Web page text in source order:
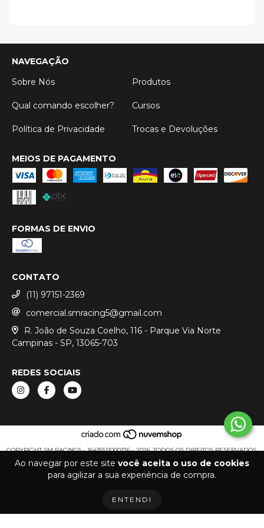
Ao navegar por este site você aceita o uso de cookies
para agilizar a sua experiência de compra.
ENTENDI
NAVEGAÇÃO
Sobre Nós
Produtos
Qual comando escolher? Cursos
Política de Privacidade Trocas e Devoluções
MEIOS DE PAGAMENTO
FORMAS DE ENVIO
CONTATO
(11) 97151-2369
comercial.smracing5@gmail.com
R. João de Souza Coelho, 116 - Parque Via Norte
Campinas - SP, 13065-703
REDES SOCIAIS
COPYRIGHT SM RACING5 - 16435511000176 - 2026. TODOS OS DIREITOS RESERVADOS.
DESENVOLVIDO PORAGÊNCIA CARBON